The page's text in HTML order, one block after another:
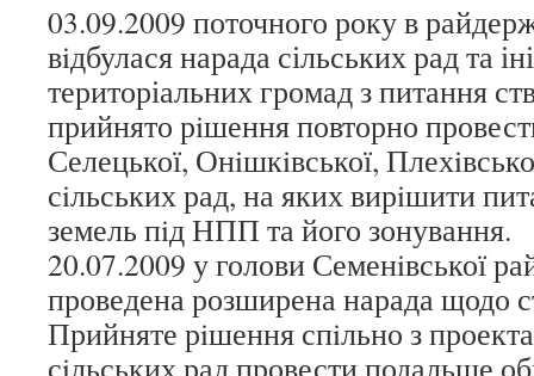
03.09.2009 поточного року в
вiдбулася нарада сільських рад та
територіальних громад з питання
прийнято рiшення повторно
Селецької, Онiшкiвської,
сiльських рад, на яких вирiшити
земель пiд НПП та його зонування.
20.07.2009 у голови Семенiвської
проведена розширена нарада щодо
Прийняте рiшення спiльно з
сiльських рад провести подальше